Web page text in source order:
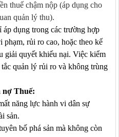
thuế chậm nộp (áp dụng cho
quản lý thu).
áp dụng trong các trường hợp
phạm, rủi ro cao, hoặc theo kế
giải quyết khiếu nại. Việc kiểm
quản lý rủi ro và không trùng
nợ Thuế:
năng lực hành vi dân sự
sản.
bố phá sản mà không còn